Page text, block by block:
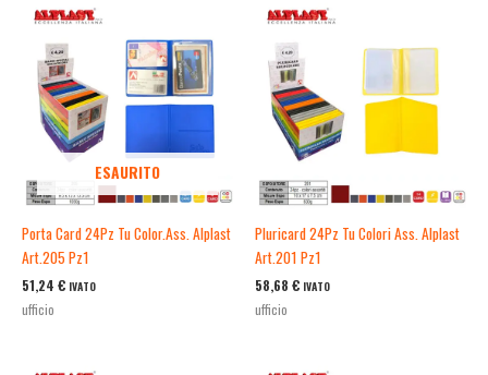
ESAURITO
Porta Card 24Pz Tu Color.Ass. Alplast
Art.205 Pz1
51,24 € IVATO
ufficio
Pluricard 24Pz Tu Colori Ass. Alplast
Art.201 Pz1
58,68 € IVATO
ufficio